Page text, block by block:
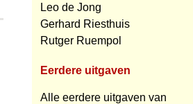
Leo de Jong
Gerhard Riesthuis
Rutger Ruempol
Eerdere uitgaven
Alle eerdere uitgaven van